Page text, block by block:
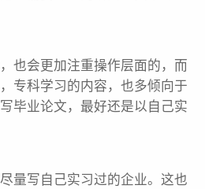
也会更加注重操作层面的，而
专科学习的内容，也多倾向于
毕业论文，最好还是以自己实
量写自己实习过的企业。这也